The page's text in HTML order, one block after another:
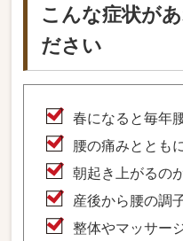
こんな症状が
ださい
春になると毎年
腰の痛みととも
朝起き上がるの
産後から腰の調
整体やマッサー